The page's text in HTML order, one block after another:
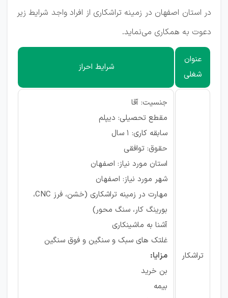
در استان اصفهان در زمینه تراشکاری از افراد واجد شرایط زیر
دعوت به همکاری می‌نماید.
عنوان
شغلی
شرایط احراز
تراشکار
جنسیت: آقا
مقطع تحصیلی: دیپلم
سابقه کاری: ۱ سال
حقوق: توافقی
استان مورد نیاز: اصفهان
شهر مورد نیاز: اصفهان
مهارت در زمینه تراشکاری (خشن، فرز CNC،
بورینگ کار، سنگ محور)
آشنا به ماشینکاری
غلتک های سبک و سنگین و فوق سنگین
مزایا:
بن خرید
بیمه